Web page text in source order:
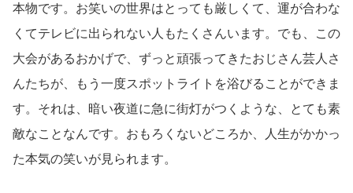
本物です。お笑いの世界はとっても厳しくて、運が合わな
くてテレビに出られない人もたくさんいます。でも、この
大会があるおかげで、ずっと頑張ってきたおじさん芸人さ
んたちが、もう一度スポットライトを浴びることができま
す。それは、暗い夜道に急に街灯がつくような、とても素
敵なことなんです。おもろくないどころか、人生がかかっ
た本気の笑いが見られます。